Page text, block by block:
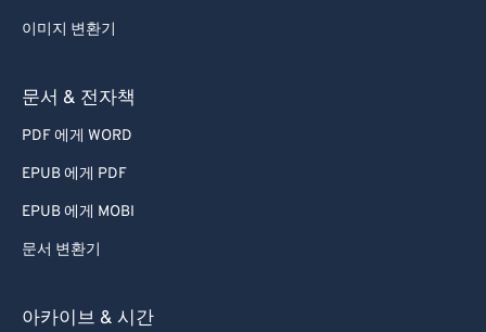
이미지 변환기
문서 & 전자책
PDF 에게 WORD
EPUB 에게 PDF
EPUB 에게 MOBI
문서 변환기
아카이브 & 시간